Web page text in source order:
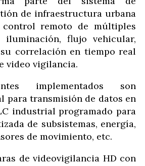
de infraestructura urbana
remoto de múltiples
iluminación, flujo vehicular,
correlación en tiempo real
video vigilancia.
implementados son
para transmisión de datos en
industrial programado para
de subsistemas, energía,
de movimiento, etc.
de videovigilancia HD con